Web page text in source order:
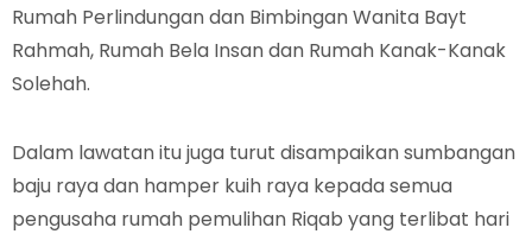
Rumah Perlindungan dan Bimbingan Wanita Bayt
Rahmah, Rumah Bela Insan dan Rumah Kanak-Kanak
Solehah.
Dalam lawatan itu juga turut disampaikan sumbangan
baju raya dan hamper kuih raya kepada semua
pengusaha rumah pemulihan Riqab yang terlibat hari